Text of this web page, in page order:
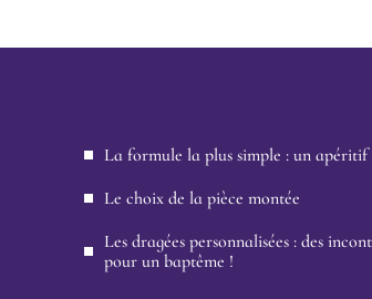
La formule la plus simple : un
Le choix de la pièce montée
Les dragées personnalisées : des
pour un baptême !